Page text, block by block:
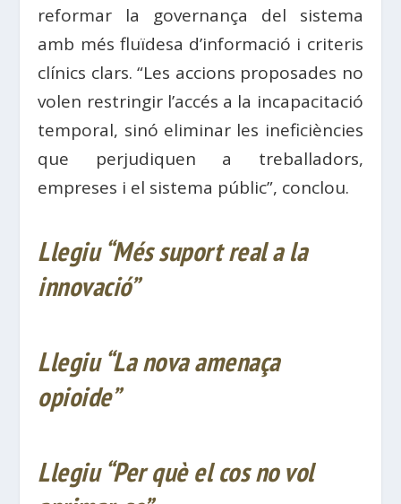
reformar la governança del sistema
amb més fluïdesa d’informació i criteris
clínics clars. “Les accions proposades no
volen restringir l’accés a la incapacitació
temporal, sinó eliminar les ineficiències
que perjudiquen a treballadors,
empreses i el sistema públic”, conclou.
Llegiu “Més suport real a la
innovació”
Llegiu “La novaamenaça
opioide”
Llegiu “Perquèel cos novol